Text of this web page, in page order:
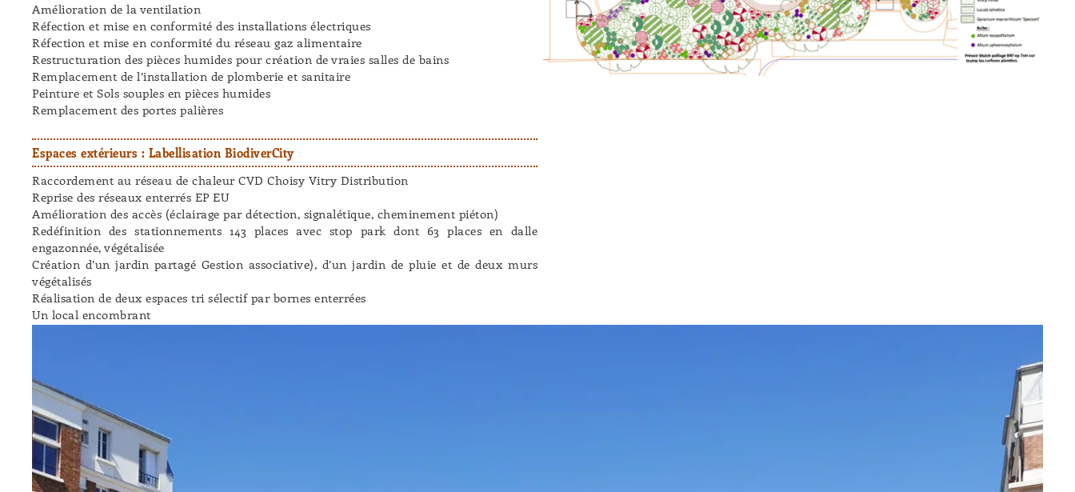
Amélioration de la ventilation
Réfection et mise en conformité des installations électriques
Réfection et mise en conformité du réseau gaz alimentaire
Restructuration des pièces humides pour création de vraies salles de bains
Remplacement de l’installation de plomberie et sanitaire
Peinture et Sols souples en pièces humides
Remplacement des portes palières
Espaces extérieurs : Labellisation BiodiverCity
Raccordement au réseau de chaleur CVD Choisy Vitry Distribution
Reprise des réseaux enterrés EP EU
Amélioration des accès (éclairage par détection, signalétique, cheminement piéton)
Redéfinition des stationnements 143 places avec stop park dont 63 places en dalle
engazonnée, végétalisée
Création d’un jardin partagé Gestion associative), d’un jardin de pluie et de deux murs
végétalisés
Réalisation de deux espaces tri sélectif par bornes enterrées
Un local encombrant